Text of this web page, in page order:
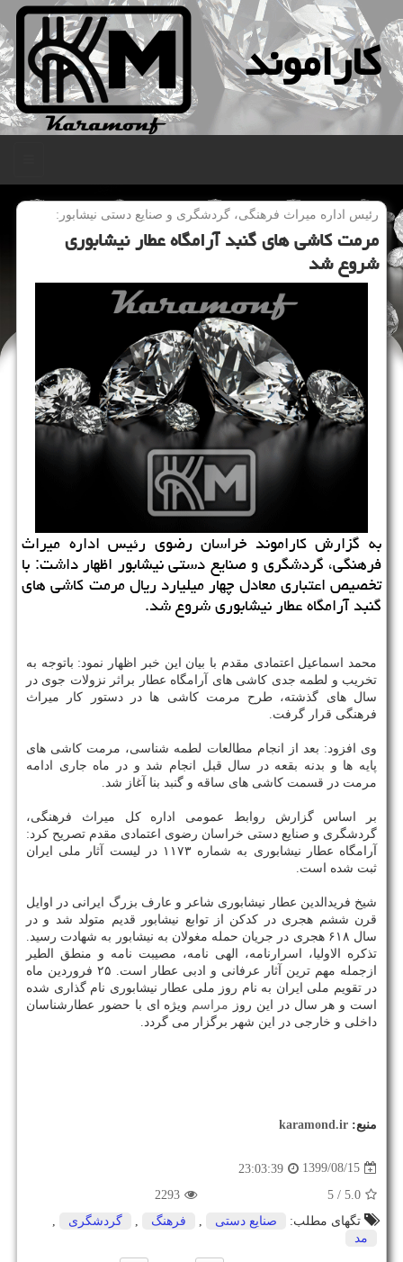
كاراموند
رئیس اداره میراث فرهنگی، گردشگری و صنایع دستی نیشابور:
مرمت كاشی های گنبد آرامگاه عطار نیشابوری
شروع شد
به گزارش كاراموند خراسان رضوی رئیس اداره میراث
فرهنگی، گردشگری و صنایع دستی نیشابور اظهار داشت: با
تخصیص اعتباری معادل چهار میلیارد ریال مرمت كاشی های
گنبد آرامگاه عطار نیشابوری شروع شد.
محمد اسماعیل اعتمادی مقدم با بیان این خبر اظهار نمود: باتوجه به
تخریب و لطمه جدی کاشی های آرامگاه عطار براثر نزولات جوی در
سال های گذشته، طرح مرمت کاشی ها در دستور کار میراث
فرهنگی قرار گرفت.
وی افزود: بعد از انجام مطالعات لطمه شناسی، مرمت کاشی های
پایه ها و بدنه بقعه در سال قبل انجام شد و در ماه جاری ادامه
مرمت در قسمت کاشی های ساقه و گنبد بنا آغاز شد.
بر اساس گزارش روابط عمومی اداره کل میراث فرهنگی،
گردشگری و صنایع دستی خراسان رضوی اعتمادی مقدم تصریح کرد:
آرامگاه عطار نیشابوری به شماره ۱۱۷۳ در لیست آثار ملی ایران
ثبت شده است.
شیخ فریدالدین عطار نیشابوری شاعر و عارف بزرگ ایرانی در اوایل
قرن ششم هجری در کدکن از توابع نیشابور قدیم متولد شد و در
سال ۶۱۸ هجری در جریان حمله مغولان به نیشابور به شهادت رسید.
تذکره الاولیا، اسرارنامه، الهی نامه، مصیبت نامه و منطق الطیر
ازجمله مهم ترین آثار عرفانی و ادبی عطار است. ۲۵ فروردین ماه
در تقویم ملی ایران به نام روز ملی عطار نیشابوری نام گذاری شده
است و هر سال در این روز مراسم ویژه ای با حضور عطارشناسان
داخلی و خارجی در این شهر برگزار می گردد.
منبع: karamond.ir
1399/08/15
23:03:39
5.0
/ 5
2293
تگهای مطلب:
صنایع دستی فرهنگ گردشگری
مد